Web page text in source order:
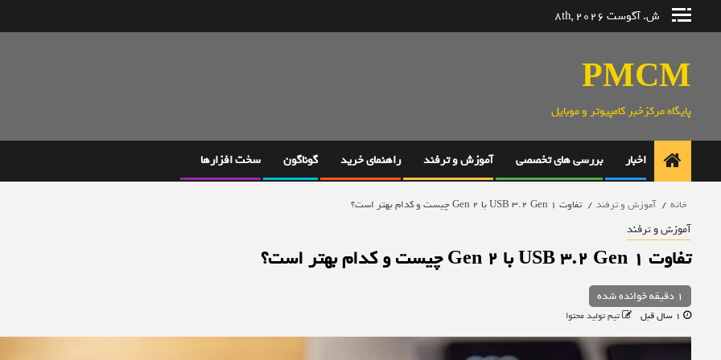
ش. آگوست 8th, 2026
PMCM
پایگاه مرکزخبر کامپیوتر و موبایل
اخبار بررسی های تخصصی آموزش و ترفند راهنمای خرید گوناگون سخت افزارها
خانه آموزش و ترفند تفاوت USB 3.2 Gen 1 با Gen 2 چیست و کدام بهتر است؟
آموزش و ترفند
تفاوت USB 3.2 Gen 1 با Gen 2 چیست و کدام بهتر است؟
1 دقیقه خوانده شده
تیم تولید محتوا